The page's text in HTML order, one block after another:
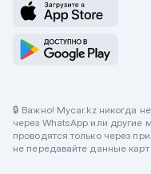
🔒 Важно! Mycar.kz никогда
через WhatsApp или
проводятся только через
не передавайте данные